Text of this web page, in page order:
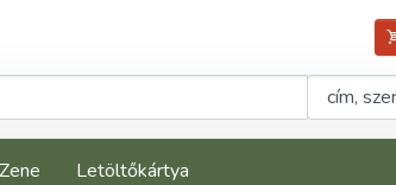
Zene Letöltőkártya